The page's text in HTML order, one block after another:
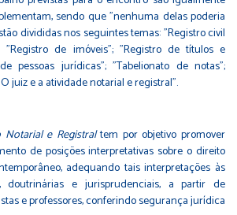
sendo que "nenhuma delas poderia
divididas nos seguintes temas: "Registro civil
"Registro de imóveis"; "Registro de títulos e
pessoas jurídicas"; "Tabelionato de notas";
juiz e a atividade notarial e registral".
e Registraltem por objetivo promover
de posições interpretativas sobre o direito
adequando tais interpretações às
doutrinárias e jurisprudenciais, a partir de
e professores, conferindo segurança jurídica